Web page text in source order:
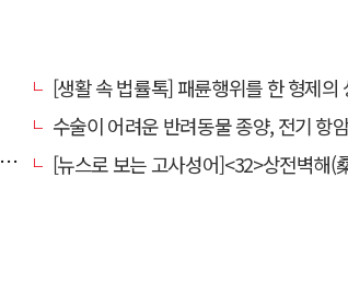
[생활 속 법률톡] 패륜행위를 한 형제의 상속권을
수술이 어려운 반려동물 종양, 전기 항암치료 ECT
[뉴스로 보는 고사성어]<32>상전벽해(桑田碧海), "뽕나무